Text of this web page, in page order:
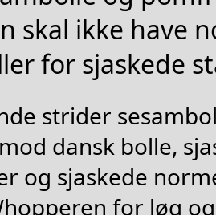
skal ikke have
for sjaskede
strider
dansk bolle,
og sjaskede
for løg